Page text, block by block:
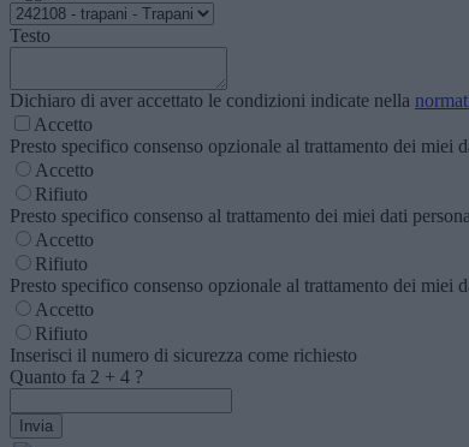
Testo
Dichiaro di aver accettato le condizioni indicate nella
Accetto
Presto specifico consenso opzionale al trattamento dei
Accetto
Rifiuto
Presto specifico consenso al trattamento dei miei dati
Accetto
Rifiuto
Presto specifico consenso opzionale al trattamento dei
Accetto
Rifiuto
Inserisci il numero di sicurezza come richiesto
Quanto fa 2 + 4 ?